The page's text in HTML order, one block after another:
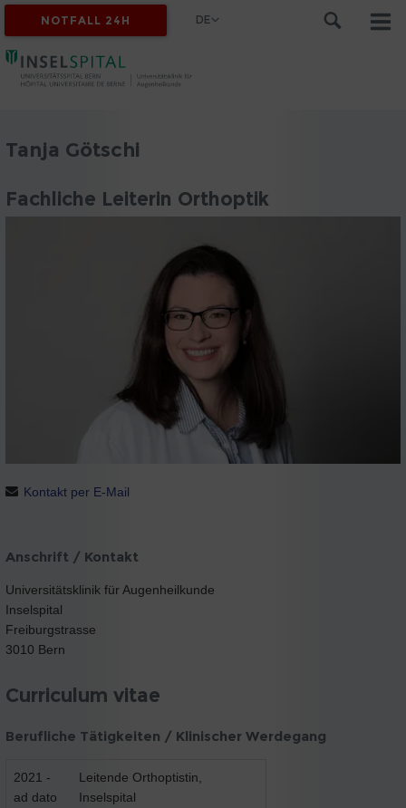
NOTFALL 24H DE
Tanja Götschi
Fachliche Leiterin Orthoptik
Kontakt per E-Mail
Anschrift / Kontakt
Universitätsklinik für Augenheilkunde
Inselspital
Freiburgstrasse
3010 Bern
Curriculum vitae
Berufliche Tätigkeiten / Klinischer Werdegang
2021 -
ad dato
Leitende Orthoptistin,
Inselspital